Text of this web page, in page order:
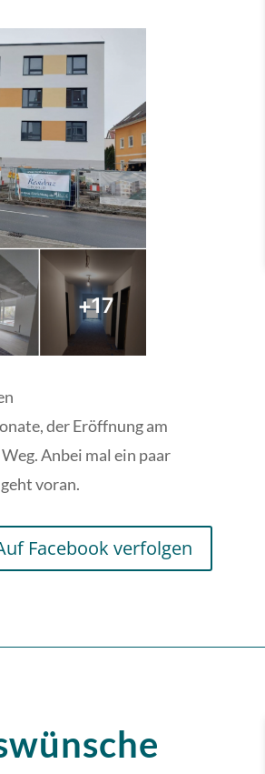
der Eröffnung am
Anbei mal ein paar
voran.
Facebook verfolgen